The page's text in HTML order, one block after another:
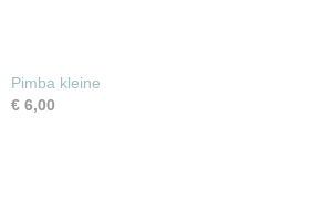
Pimba kleine
€ 6,00